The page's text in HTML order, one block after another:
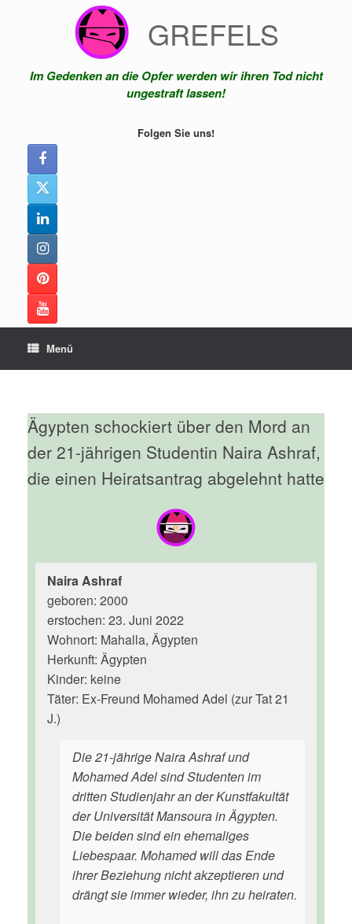
GREFELS
Im Gedenken an die Opfer werden wir ihren Tod nicht
ungestraft lassen!
Folgen Sie uns!
Menü
Ägypten schockiert über den Mord an
der 21-jährigen Studentin Naira Ashraf,
die einen Heiratsantrag abgelehnt hatte
Naira Ashraf
geboren: 2000
erstochen: 23. Juni 2022
Wohnort: Mahalla, Ägypten
Herkunft: Ägypten
Kinder: keine
Täter: Ex-Freund Mohamed Adel (zur Tat 21
J.)
Die 21-jährige Naira Ashraf und
Mohamed Adel sind Studenten im
dritten Studienjahr an der Kunstfakultät
der Universität Mansoura in Ägypten.
Die beiden sind ein ehemaliges
Liebespaar. Mohamed will das Ende
ihrer Beziehung nicht akzeptieren und
drängt sie immer wieder, ihn zu heiraten.